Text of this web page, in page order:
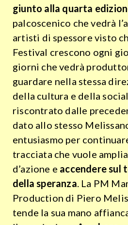
giunto alla quarta
palcoscenico che vedrà
artisti di spessore visto
Festival crescono ogni
giorni che vedrà
guardare nella stessa
della cultura e della
riscontrato dalle
dato allo stesso
entusiasmo per
tracciata che vuole
d’azione e accendere sul
della speranza . La PM
Production di Piero
tende la sua mano